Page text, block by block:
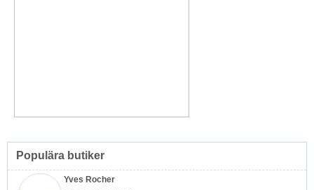
Populära butiker
Yves Rocher